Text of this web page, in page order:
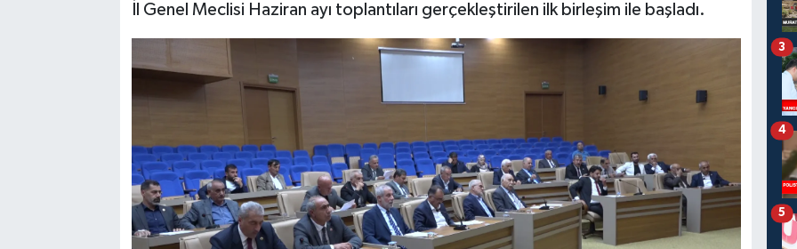
İl Genel Meclisi Haziran ayı toplantıları gerçekleştirilen ilk birleşim ile başladı.
3
4
5